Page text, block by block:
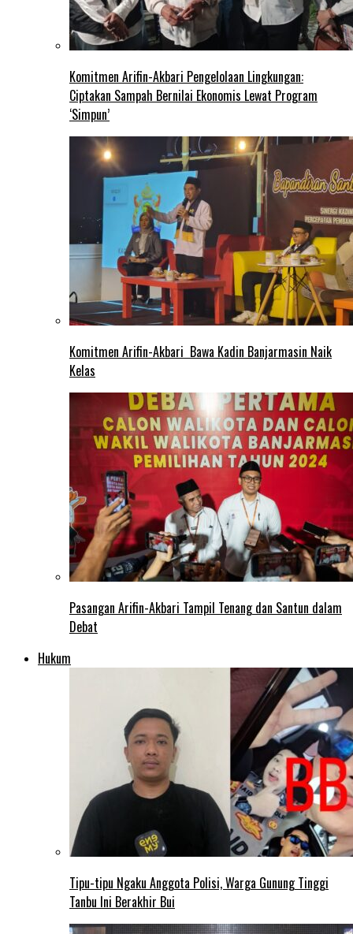
Komitmen Arifin-Akbari Pengelolaan Lingkungan:
Ciptakan Sampah Bernilai Ekonomis Lewat Program
‘Simpun’
Komitmen Arifin-Akbari Bawa Kadin Banjarmasin Naik
Kelas
Pasangan Arifin-Akbari Tampil Tenang dan Santun dalam
Debat
Hukum
Tipu-tipu Ngaku Anggota Polisi, Warga Gunung Tinggi
Tanbu Ini Berakhir Bui